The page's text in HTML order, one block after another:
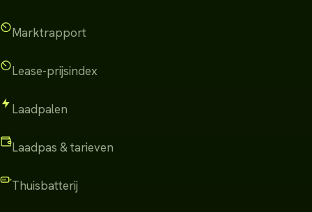
Marktrapport
Lease-prijsindex
Laadpalen
Laadpas & tarieven
Thuisbatterij